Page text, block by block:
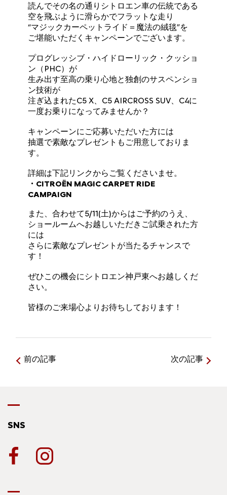
読んでその名の通りシトロエン車の伝統である
空を飛ぶように滑らかでフラットな走り
“マジックカーペットライド＝魔法の絨毯”を
ご堪能いただくキャンペーンでございます。
プログレッシブ・ハイドローリック・クッショ
ン（PHC）が
生み出す至高の乗り心地と独創のサスペンショ
ン技術が
注ぎ込まれたC5 X、C5 AIRCROSS SUV、C4に
一度お乗りになってみませんか？
キャンペーンにご応募いただいた方には
抽選で素敵なプレゼントもご用意しておりま
す。
詳細は下記リンクからご覧くださいませ。
・CITROËN MAGIC CARPET RIDE
CAMPAIGN
また、合わせて5/11(土)からはご予約のうえ、
ショールームへお越しいただきご試乗された方
には
さらに素敵なプレゼントが当たるチャンスで
す！
ぜひこの機会にシトロエン神戸東へお越しくだ
さい。
皆様のご来場心よりお待ちしております！
前の記事 次の記事
SNS